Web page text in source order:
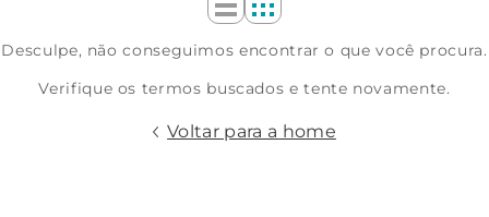
Desculpe, não conseguimos encontrar o que você procura.
Verifique os termos buscados e tente novamente.
Voltar para a home